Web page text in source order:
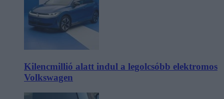
Kilencmillió alatt indul a legolcsóbb elektromos
Volkswagen